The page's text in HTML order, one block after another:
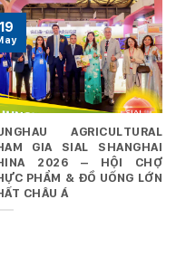
AGRICULTURAL
GIA SIAL SHANGHAI
2026 – HỘI CHỢ
PHẨM & ĐỒ UỐNG LỚN
CHÂU Á
19